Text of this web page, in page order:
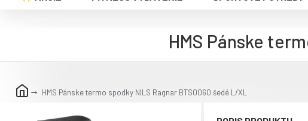
HMS Pánske termo spodky NILS Ragnar BTS0060 šedé L/XL
HMS Pánske